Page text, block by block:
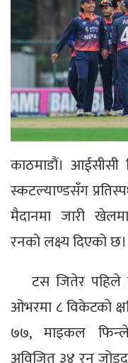
काठमाडौं।
स्कटल्याण्डसँग
मैदानमा जारी
रनको लक्ष्य दिएको छ।
टस जितेर पहिले
ओभरमा ८ विकेटको
७७, माइकल